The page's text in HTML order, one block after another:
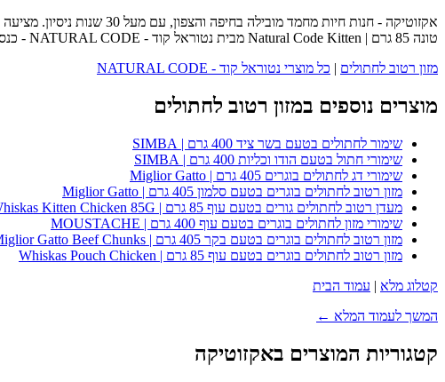
אקזוטיקה - חנות חיות
טונה 85 גרם | Natural Code Kitten מבית נטוראל קוד - NATURAL CODE - כנסו לעמוד המוצר המלא לפרטים נוספים, ביקורות לקוחות והזמנה.
מזון רטוב לחתולים | כל מוצרי נטוראל קוד - NATURAL CODE
מוצרים נוספים במזון רטוב לחתולים
שימור לחתולים בטעם בשר ציד 400 גרם | SIMBA
שימורי חתול בטעם הודו וכליות 400 גרם | SIMBA
שימורי דג לחתולים בוגרים 405 גרם | Miglior Gatto
מזון רטוב לחתולים בוגרים בטעם סלמון 405 גרם | Miglior Gatto
מעדן רטוב לחתולים גורים בטעם עוף 85 גרם | Whiskas Kitten Chicken 85G
שימורי מזון לחתולים בוגרים בטעם עוף 400 גרם | MOUSTACHE
מזון רטוב לחתולים בוגרים בטעם בקר 405 גרם | Miglior Gatto Beef Chunks
מזון רטוב לחתולים בוגרים בטעם עוף 85 גרם | Whiskas Pouch Chicken
קטלוג מלא | עמוד הבית
המשך לעמוד המלא ←
קטגוריות המוצרים באקזוטיקה